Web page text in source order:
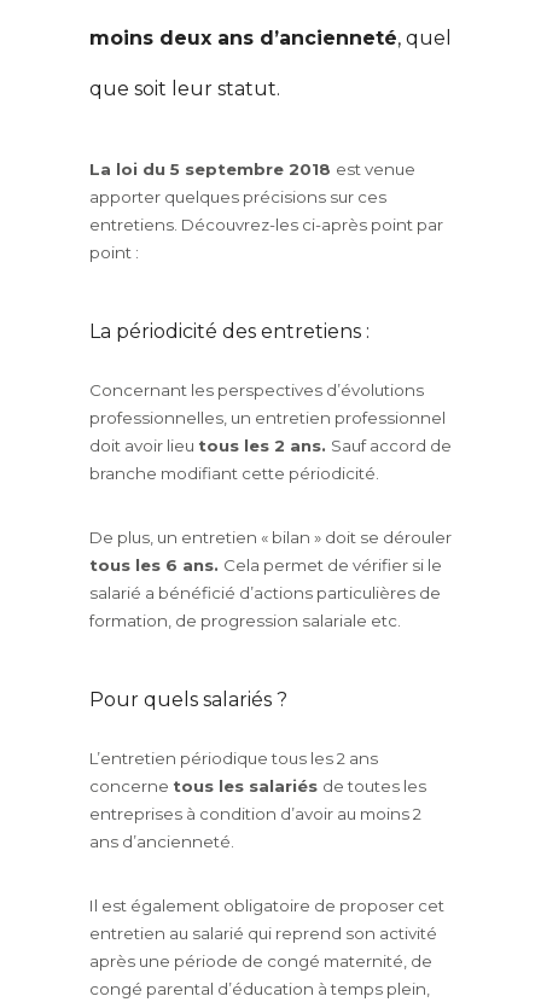
moins deux ans d’ancienneté, quel
que soit leur statut.
La loi du 5 septembre 2018 est venue
apporter quelques précisions sur ces
entretiens. Découvrez-les ci-après point par
point :
La périodicité des entretiens :
Concernant les perspectives d’évolutions
professionnelles, un entretien professionnel
doit avoir lieu tous les 2 ans. Sauf accord de
branche modifiant cette périodicité.
De plus, un entretien « bilan » doit se dérouler
tous les 6 ans. Cela permet de vérifier si le
salarié a bénéficié d’actions particulières de
formation, de progression salariale etc.
Pour quels salariés ?
L’entretien périodique tous les 2 ans
concerne tous les salariés de toutes les
entreprises à condition d’avoir au moins 2
ans d’ancienneté.
Il est également obligatoire de proposer cet
entretien au salarié qui reprend son activité
après une période de congé maternité, de
congé parental d’éducation à temps plein,